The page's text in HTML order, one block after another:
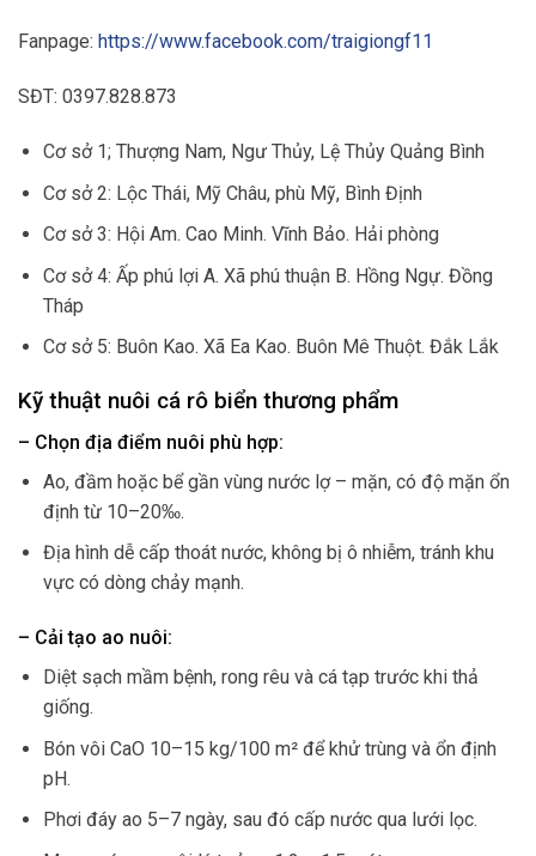
Fanpage: https://www.facebook.com/traigiongf11
SĐT: 0397.828.873
Cơ sở 1; Thượng Nam, Ngư Thủy, Lệ Thủy Quảng Bình
Cơ sở 2: Lộc Thái, Mỹ Châu, phù Mỹ, Bình Định
Cơ sở 3: Hội Am. Cao Minh. Vĩnh Bảo. Hải phòng
Cơ sở 4: Ấp phú lợi A. Xã phú thuận B. Hồng Ngự. Đồng
Tháp
Cơ sở 5: Buôn Kao. Xã Ea Kao. Buôn Mê Thuột. Đắk Lắk
Kỹ thuật nuôi cá rô biển thương phẩm
– Chọn địa điểm nuôi phù hợp:
Ao, đầm hoặc bể gần vùng nước lợ – mặn, có độ mặn ổn
định từ 10–20‰.
Địa hình dễ cấp thoát nước, không bị ô nhiễm, tránh khu
vực có dòng chảy mạnh.
– Cải tạo ao nuôi:
Diệt sạch mầm bệnh, rong rêu và cá tạp trước khi thả
giống.
Bón vôi CaO 10–15 kg/100 m² để khử trùng và ổn định
pH.
Phơi đáy ao 5–7 ngày, sau đó cấp nước qua lưới lọc.